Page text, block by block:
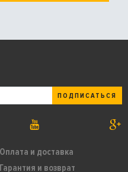
Оплата и доставка
Гарантия и возврат
ПОДПИСАТЬСЯ